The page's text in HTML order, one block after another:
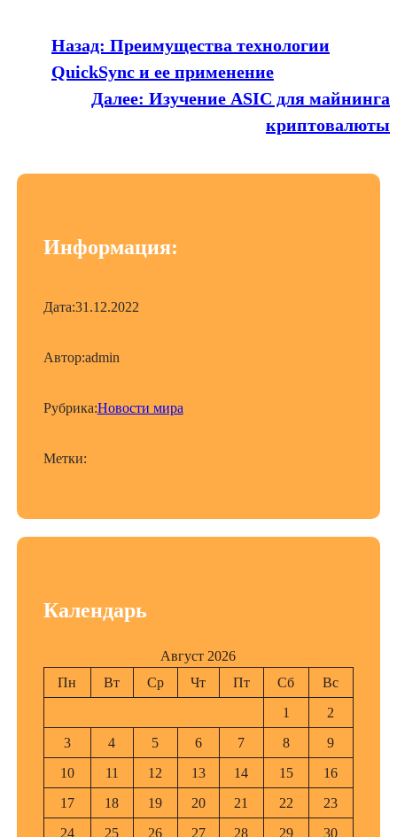
Назад: Преимущества технологии
QuickSync и ее применение
Далее: Изучение ASIC для майнинга
криптовалюты
Информация:
Дата:31.12.2022
Автор:admin
Рубрика:Новости мира
Метки:
Календарь
Август 2026
Пн
Вт Ср Чт Пт Сб
Вс
1
2
3
4 5 6 7 8
9
10
11 12 13 14 15
16
17
18 19 20 21 22
23
24
25 26 27 28 29
30